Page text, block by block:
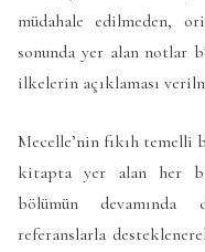
müdahale edilmeden,
sonunda yer alan notlar
ilkelerin açıklaması
Mecelle’nin fıkıh temelli
kitapta yer alan her
bölümün devamında
referanslarla